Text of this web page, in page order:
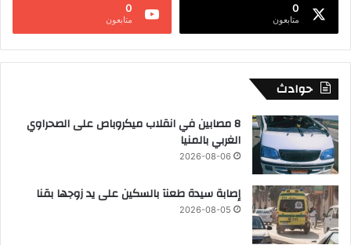
0
متابعون
0
متابعون
حوادث
8 مصابين في انقلاب ميكروباص على الصحراوي
الغربي بالمنيا
2026-08-06
إصابة سيدة طعنآ بالسكين على يد زوجها بقنا
2026-08-05